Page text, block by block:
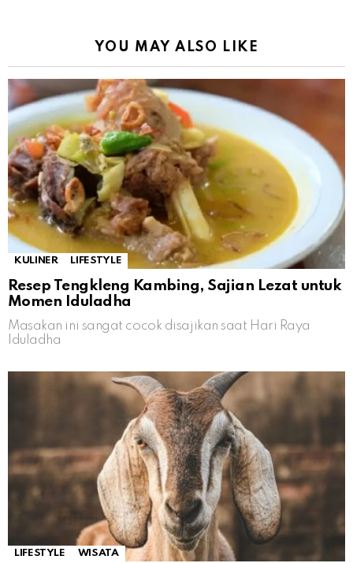
YOU MAY ALSO LIKE
KULINER LIFESTYLE
Resep Tengkleng Kambing, Sajian Lezat untuk
Momen Iduladha
Masakan ini sangat cocok disajikan saat Hari Raya
Iduladha
LIFESTYLE WISATA